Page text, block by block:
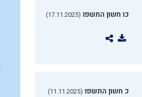
כו חשון התשפו (17.11.2025)
כ חשון התשפו (11.11.2025)